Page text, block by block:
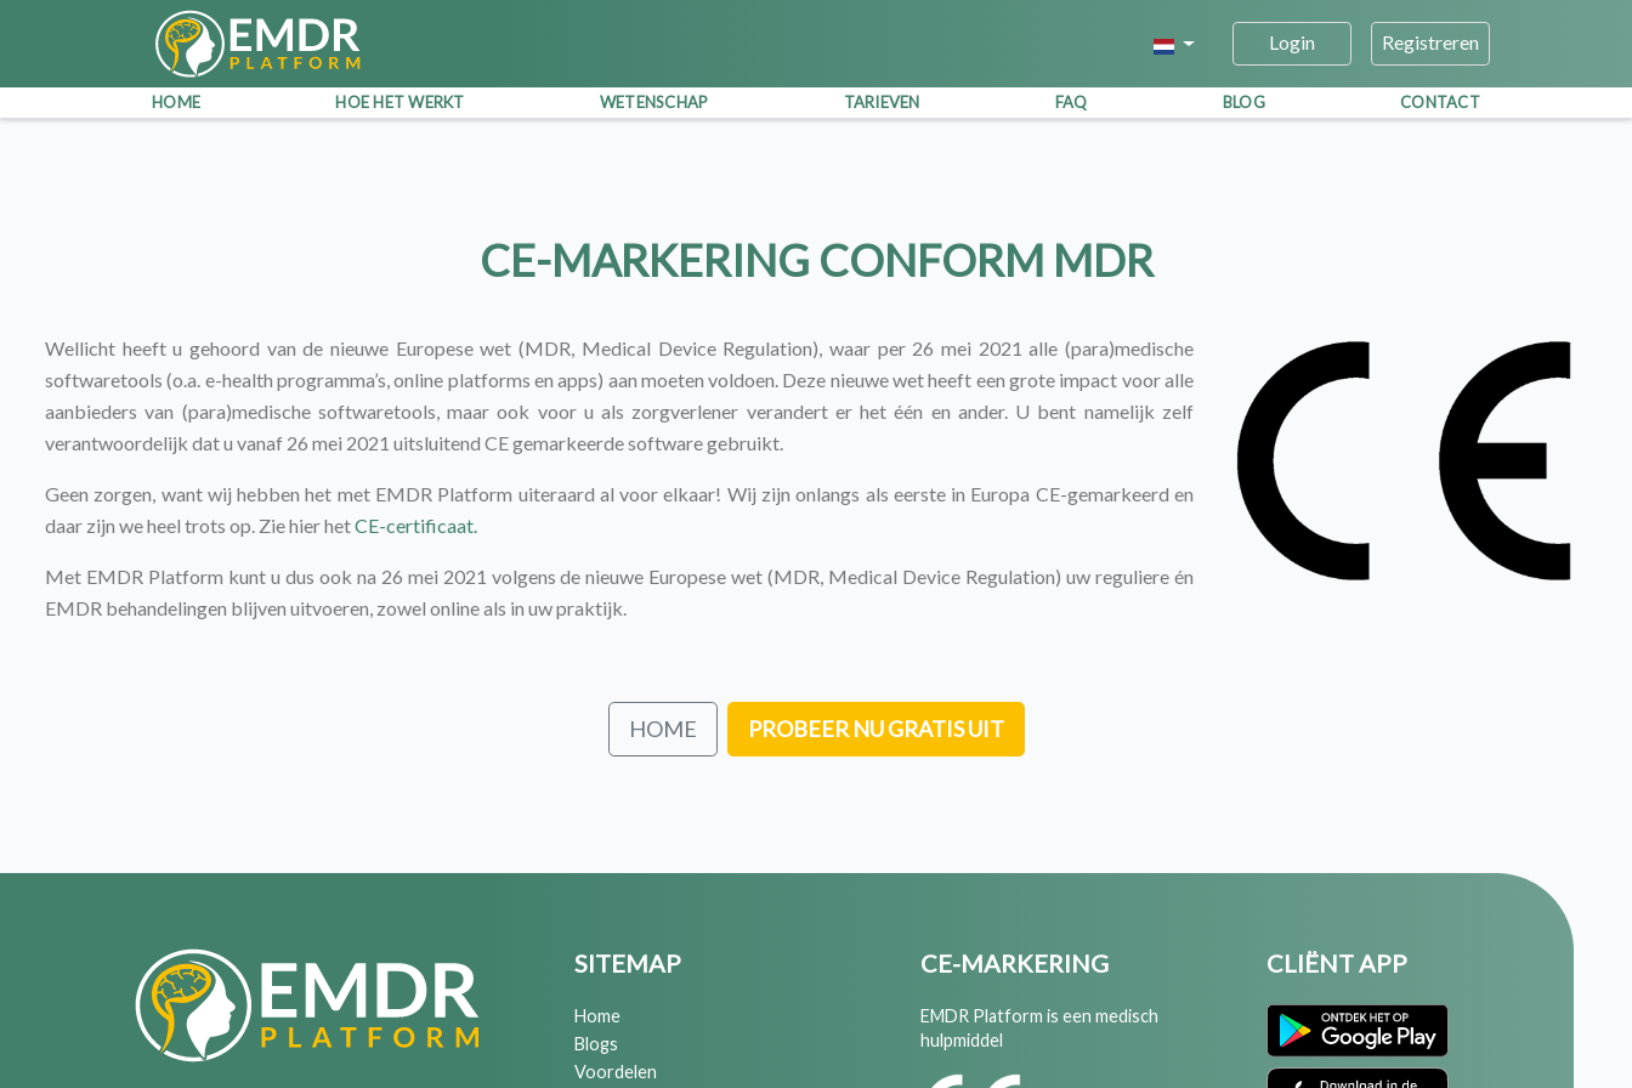
Login Registreren
HOME HOE HET WERKT WETENSCHAP TARIEVEN FAQ BLOG CONTACT
CE-MARKERING CONFORM MDR
Wellicht heeft u gehoord van de nieuwe Europese wet (MDR, Medical Device Regulation), waar per 26 mei 2021 alle (para)medische
softwaretools (o.a. e-health programma’s, online platforms en apps) aan moeten voldoen. Deze nieuwe wet heeft een grote impact voor alle
aanbieders van (para)medische softwaretools, maar ook voor u als zorgverlener verandert er het één en ander. U bent namelijk zelf
verantwoordelijk dat u vanaf 26 mei 2021 uitsluitend CE gemarkeerde software gebruikt.
Geen zorgen, want wij hebben het met EMDR Platform uiteraard al voor elkaar! Wij zijn onlangs als eerste in Europa CE-gemarkeerd en
daar zijn we heel trots op. Zie hier hetCE-certificaat.
Met EMDR Platform kunt u dus ook na 26 mei 2021 volgens de nieuwe Europese wet (MDR, Medical Device Regulation) uw reguliere én
EMDR behandelingen blijven uitvoeren, zowel online als in uw praktijk.
HOME PROBEER NU GRATIS UIT
SITEMAP
Home
Blogs
Voordelen
CE-MARKERING
EMDR Platform is een medisch
hulpmiddel
CLIËNT APP